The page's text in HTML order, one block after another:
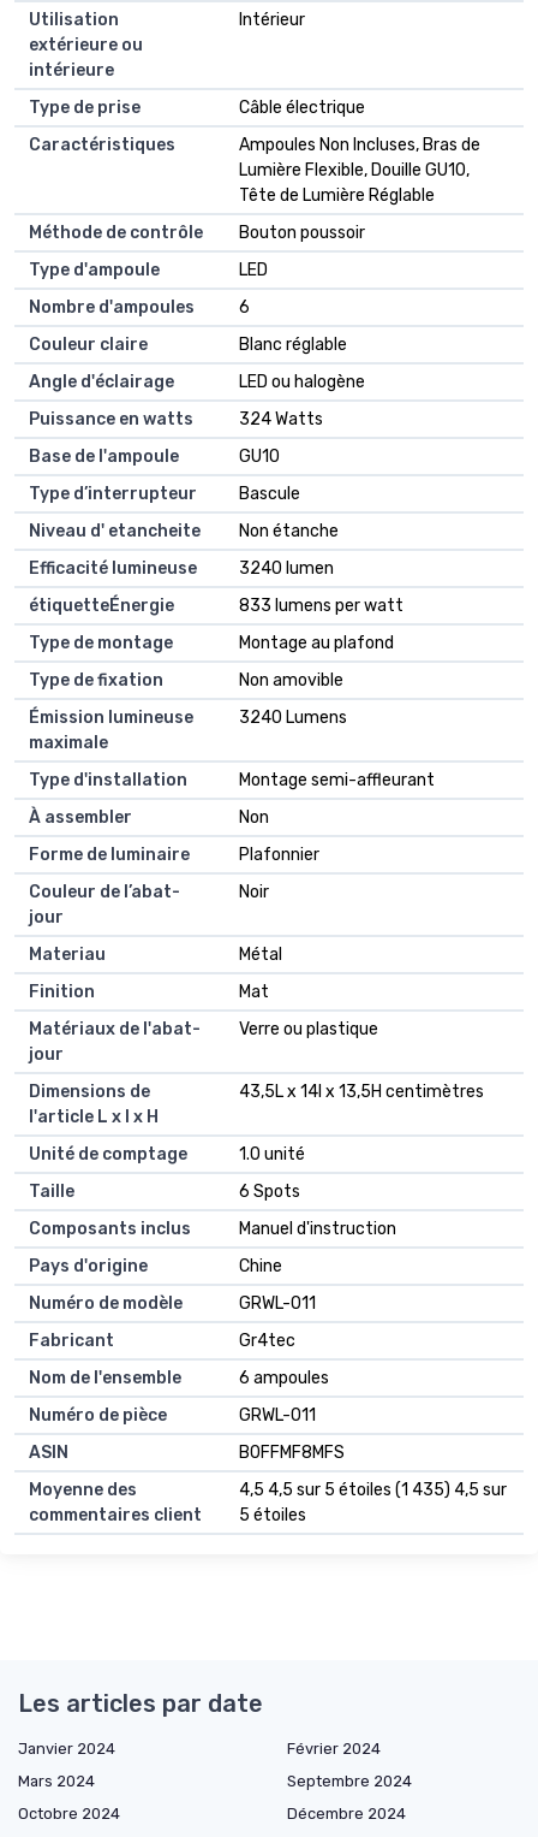
Utilisation
extérieure ou
intérieure
Intérieur
Type de prise
Câble électrique
Caractéristiques
Ampoules Non Incluses, Bras de
Lumière Flexible, Douille GU10,
Tête de Lumière Réglable
Méthode de contrôle
Bouton poussoir
Type d'ampoule
LED
Nombre d'ampoules
6
Couleur claire
Blanc réglable
Angle d'éclairage
LED ou halogène
Puissance en watts
324 Watts
Base de l'ampoule
GU10
Type d’interrupteur
Bascule
Niveau d' etancheite
Non étanche
Efficacité lumineuse
3240 lumen
étiquetteÉnergie
833 lumens per watt
Type de montage
Montage au plafond
Type de fixation
Non amovible
Émission lumineuse
maximale
3240 Lumens
Type d'installation
Montage semi-affleurant
À assembler
Non
Forme de luminaire
Plafonnier
Couleur de l’abat-
jour
Noir
Materiau
Métal
Finition
Mat
Matériaux de l'abat-
jour
Verre ou plastique
Dimensions de
l'article L x l x H
43,5L x 14l x 13,5H centimètres
Unité de comptage
1.0 unité
Taille
6 Spots
Composants inclus
Manuel d'instruction
Pays d'origine
Chine
Numéro de modèle
GRWL-011
Fabricant
Gr4tec
Nom de l'ensemble
6 ampoules
Numéro de pièce
GRWL-011
ASIN
B0FFMF8MFS
Moyenne des
commentaires client
4,5 4,5 sur 5 étoiles (1 435) 4,5 sur
5 étoiles
Les articles par date
Janvier 2024
Février 2024
Mars 2024
Septembre 2024
Octobre 2024
Décembre 2024